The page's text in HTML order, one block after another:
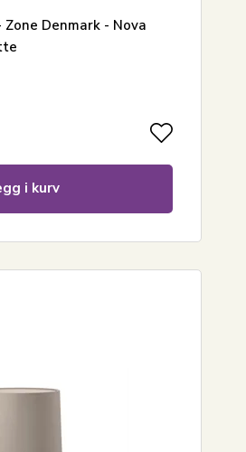
Denmark - Nova
i kurv